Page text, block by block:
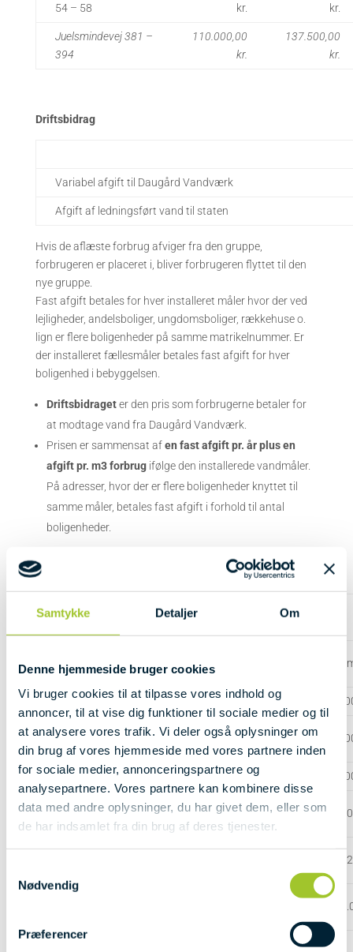
Samtykke Detaljer Om
Denne hjemmeside bruger cookies
Vi bruger cookies til at tilpasse vores indhold og
annoncer, til at vise dig funktioner til sociale medier og til
at analysere vores trafik. Vi deler også oplysninger om
din brug af vores hjemmeside med vores partnere inden
for sociale medier, annonceringspartnere og
analysepartnere. Vores partnere kan kombinere disse
data med andre oplysninger, du har givet dem, eller som
de har indsamlet fra din brug af deres tjenester.
Nødvendig
Præferencer
54 – 58
kr.
kr.
Juelsmindevej 381 –
394
110.000,00
kr.
137.500,00
kr.
Driftsbidrag
Variabel afgift til Daugård Vandværk
Afgift af ledningsført vand til staten
Hvis de aflæste forbrug afviger fra den gruppe,
forbrugeren er placeret i, bliver forbrugeren flyttet til den
nye gruppe.
Fast afgift betales for hver installeret måler hvor der ved
lejligheder, andelsboliger, ungdomsboliger, rækkehuse o.
lign er flere boligenheder på samme matrikelnummer. Er
der installeret fællesmåler betales fast afgift for hver
boligenhed i bebyggelsen.
Driftsbidrageter den pris som forbrugerne betaler for
at modtage vand fra Daugård Vandværk.
Prisen er sammensat afen fast afgift pr. år plus en
afgift pr. m3 forbrugifølge den installerede vandmåler.
På adresser, hvor der er flere boligenheder knyttet til
samme måler, betales fast afgift i forhold til antal
boligenheder.
TAKSTBLAD 2025/26
Fast afgift
Målerafgift – årlig m3 pr. forbruger enhed – forbrug 0 – 200
Målerafgift – årlig m3 pr. forbruger enhed – forbrug 201 –
Målerafgift – årlig m3 pr. forbruger enhed – forbrug 401 –
Målerafgift – årlig m3 pr. forbruger enhed – forbrug 601 –
Målerafgift – årlig m3 pr. forbruger enhed – forbrug 801 –
Målerafgift – årlig m3 pr. forbruger enhed – forbrug 1.001 –
Målerafgift – årlig m3 pr. forbruger enhed – forbrug over –